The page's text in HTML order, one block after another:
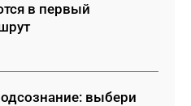
в первый
выбери